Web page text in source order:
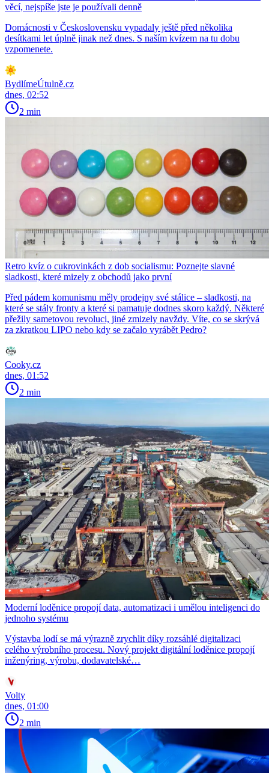
věcí, nejspíše jste je používali denně
Domácnosti v Československu vypadaly ještě před několika
desítkami let úplně jinak než dnes. S naším kvízem na tu dobu
vzpomenete.
BydlímeÚtulně.cz
dnes, 02:52
2 min
Retro kvíz o cukrovinkách z dob socialismu: Poznejte slavné
sladkosti, které mizely z obchodů jako první
Před pádem komunismu měly prodejny své stálice – sladkosti, na
které se stály fronty a které si pamatuje dodnes skoro každý. Některé
přežily sametovou revoluci, jiné zmizely navždy. Víte, co se skrývá
za zkratkou LIPO nebo kdy se začalo vyrábět Pedro?
Cooky.cz
dnes, 01:52
2 min
Moderní loděnice propojí data, automatizaci i umělou inteligenci do
jednoho systému
Výstavba lodí se má výrazně zrychlit díky rozsáhlé digitalizaci
celého výrobního procesu. Nový projekt digitální loděnice propojí
inženýring, výrobu, dodavatelské…
Volty
dnes, 01:00
2 min